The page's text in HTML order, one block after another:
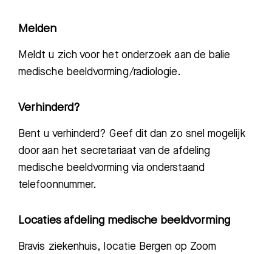
Melden
Meldt u zich voor het onderzoek aan de balie
medische beeldvorming/radiologie.
Verhinderd?
Bent u verhinderd? Geef dit dan zo snel mogelijk
door aan het secretariaat van de afdeling
medische beeldvorming via onderstaand
telefoonnummer.
Locaties afdeling medische beeldvorming
Bravis ziekenhuis, locatie Bergen op Zoom